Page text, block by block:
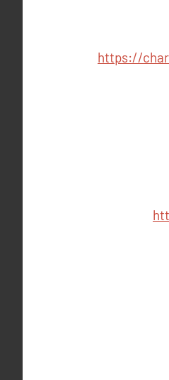
https://